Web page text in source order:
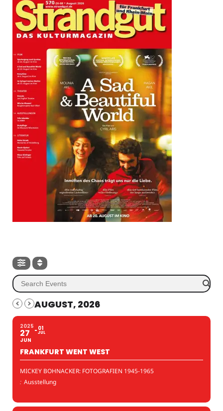
AUGUST, 2026
2025
27
JUN
01
JUL
FRANKFURT WENT WEST
MICKEY BOHNACKER: FOTOGRAFIEN 1945-1965
: Ausstellung